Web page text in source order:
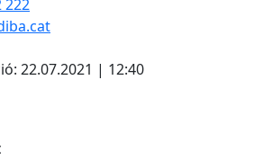
222
22.07.2021 | 12:40